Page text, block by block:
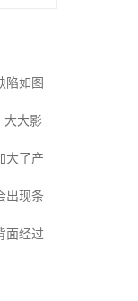
陷如图
大大影
大了产
出现条
面经过